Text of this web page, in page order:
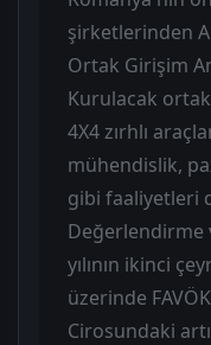
şirketlerinden
Ortak Girişim
Kurulacak
4X4 zırhlı
mühendislik,
gibi faaliyetleri
Değerlendirme
yılının ikinci
üzerinde
Cirosundaki